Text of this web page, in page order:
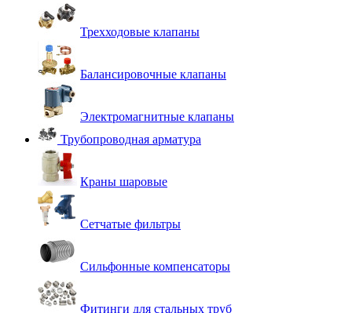
Трехходовые клапаны
Балансировочные клапаны
Электромагнитные клапаны
Трубопроводная арматура
Краны шаровые
Сетчатые фильтры
Сильфонные компенсаторы
Фитинги для стальных труб